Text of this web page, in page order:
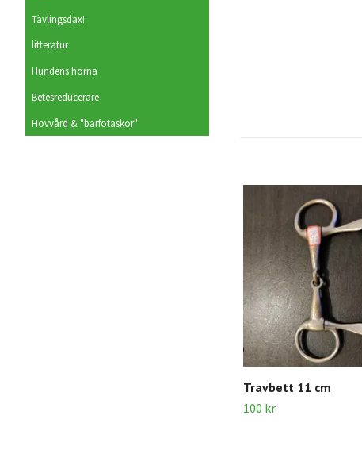
Tävlingsdax!
litteratur
Hundens hörna
Betesreducerare
Hovvård & "barfotaskor"
Travbett 11 cm
100 kr